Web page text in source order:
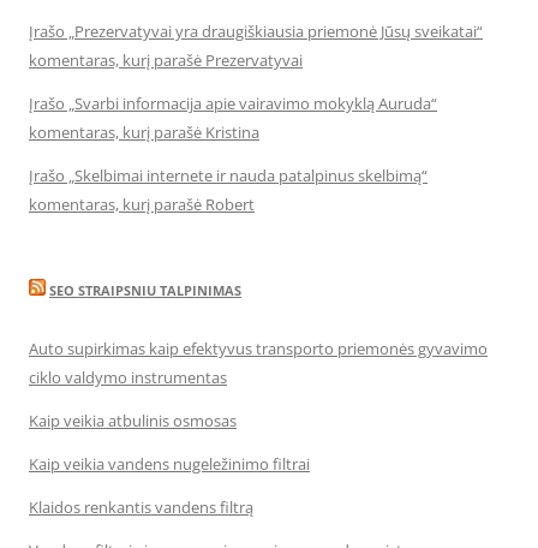
Įrašo „Prezervatyvai yra draugiškiausia priemonė Jūsų sveikatai“
komentaras, kurį parašė Prezervatyvai
Įrašo „Svarbi informacija apie vairavimo mokyklą Auruda“
komentaras, kurį parašė Kristina
Įrašo „Skelbimai internete ir nauda patalpinus skelbimą“
komentaras, kurį parašė Robert
SEO STRAIPSNIU TALPINIMAS
Auto supirkimas kaip efektyvus transporto priemonės gyvavimo
ciklo valdymo instrumentas
Kaip veikia atbulinis osmosas
Kaip veikia vandens nugeležinimo filtrai
Klaidos renkantis vandens filtrą